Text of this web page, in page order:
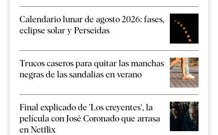
Calendario lunar de agosto 2026: fases,
eclipse solar y Perseidas
Trucos caseros para quitar las manchas
negras de las sandalias en verano
Final explicado de 'Los creyentes', la
película con José Coronado que arrasa
en Netflix